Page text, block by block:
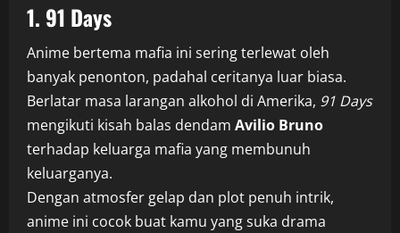
1. 91 Days
Anime bertema mafia ini sering terlewat oleh
banyak penonton, padahal ceritanya luar biasa.
Berlatar masa larangan alkohol di Amerika, 91 Days
mengikuti kisah balas dendam Avilio Bruno
terhadap keluarga mafia yang membunuh
keluarganya.
Dengan atmosfer gelap dan plot penuh intrik,
anime ini cocok buat kamu yang suka drama